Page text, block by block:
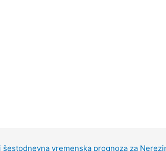
šestodnevna vremenska prognoza za